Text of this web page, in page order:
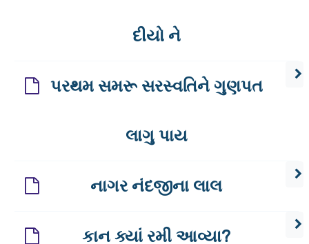
દીયો ને
પરથમ સમરૂ સરસ્વતિને ગુણપત
લાગુ પાય
નાગર નંદજીના લાલ
કાન ક્યાં રમી આવ્યા?